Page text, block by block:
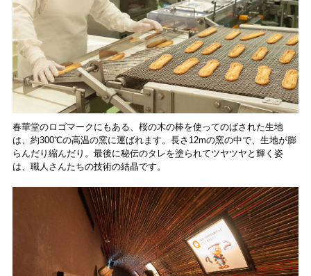
春華堂のロゴマークにもある、桜の木の棒を使ってのばされた生地
は、約300℃の高温の窯に運ばれます。長さ12mの窯の中で、生地が膨
らんだり縮んだり。最後に秘伝のタレを塗られてツヤツヤと輝く姿
は、職人さんたちの技術の結晶です。